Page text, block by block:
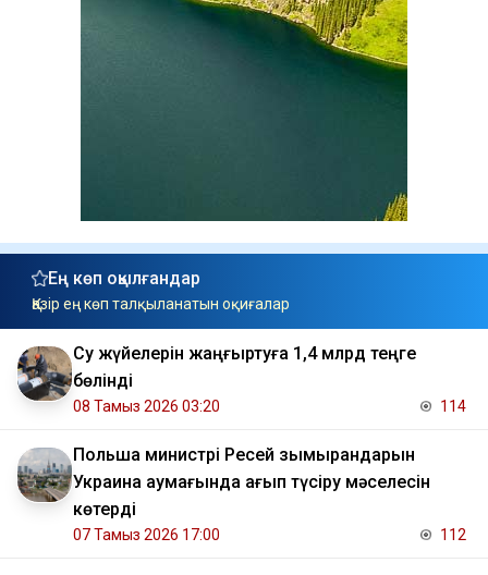
Ең көп оқылғандар
Қазір ең көп талқыланатын оқиғалар
Су жүйелерін жаңғыртуға 1,4 млрд теңге
бөлінді
08 Тамыз 2026 03:20 114
Польша министрі Ресей зымырандарын
Украина аумағында қағып түсіру мәселесін
көтерді
07 Тамыз 2026 17:00 112